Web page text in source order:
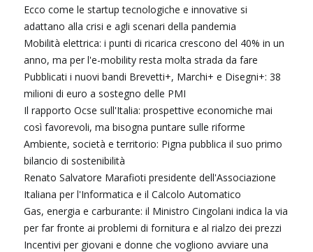
Ecco come le startup tecnologiche e innovative si
adattano alla crisi e agli scenari della pandemia
Mobilità elettrica: i punti di ricarica crescono del 40% in un
anno, ma per l'e-mobility resta molta strada da fare
Pubblicati i nuovi bandi Brevetti+, Marchi+ e Disegni+: 38
milioni di euro a sostegno delle PMI
Il rapporto Ocse sull'Italia: prospettive economiche mai
così favorevoli, ma bisogna puntare sulle riforme
Ambiente, società e territorio: Pigna pubblica il suo primo
bilancio di sostenibilità
Renato Salvatore Marafioti presidente dell'Associazione
Italiana per l'Informatica e il Calcolo Automatico
Gas, energia e carburante: il Ministro Cingolani indica la via
per far fronte ai problemi di fornitura e al rialzo dei prezzi
Incentivi per giovani e donne che vogliono avviare una